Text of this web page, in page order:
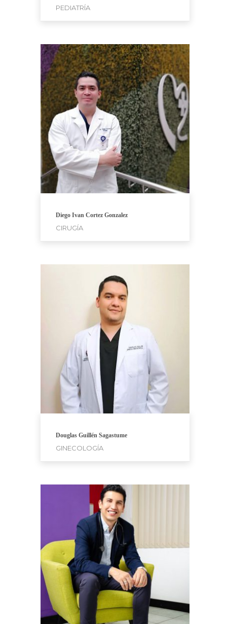
PEDIATRÍA
Diego Ivan Cortez Gonzalez
CIRUGÍA
Douglas Guillén Sagastume
GINECOLOGÍA